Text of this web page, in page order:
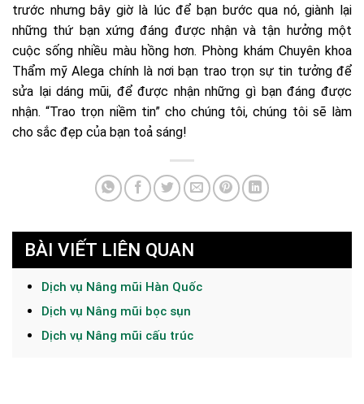
trước nhưng bây giờ là lúc để bạn bước qua nó, giành lại
những thứ bạn xứng đáng được nhận và tận hưởng một
cuộc sống nhiều màu hồng hơn. Phòng khám Chuyên khoa
Thẩm mỹ Alega chính là nơi bạn trao trọn sự tin tưởng để
sửa lại dáng mũi, để được nhận những gì bạn đáng được
nhận. “Trao trọn niềm tin” cho chúng tôi, chúng tôi sẽ làm
cho sắc đẹp của bạn toả sáng!
BÀI VIẾT LIÊN QUAN
Dịch vụ Nâng mũi Hàn Quốc
Dịch vụ Nâng mũi bọc sụn
Dịch vụ Nâng mũi cấu trúc